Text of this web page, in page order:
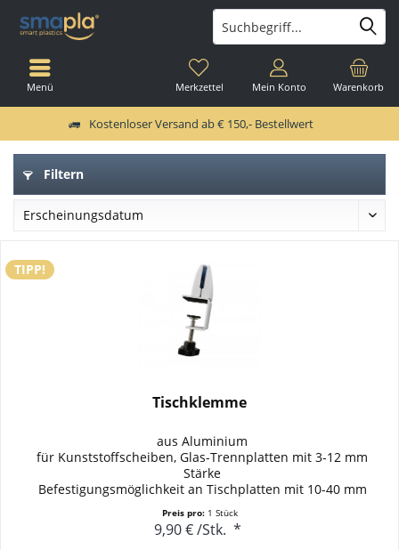
Menü Warenkorb
Merkzettel Mein Konto
Kostenloser Versand ab € 150,- Bestellwert
Filtern
TIPP!
Tischklemme
aus Aluminium
für Kunststoffscheiben, Glas-Trennplatten mit 3-12 mm
Stärke
Befestigungsmöglichkeit an Tischplatten mit 10-40 mm
Preis pro: 1 Stück
9,90 €/Stk. *